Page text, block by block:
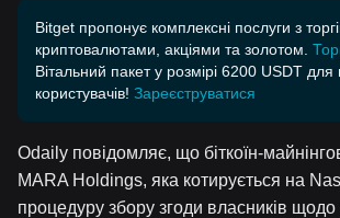
Bitget пропонує комплексні послуги з
криптовалютами, акціями та золотом.
Вітальний пакет у розмірі 6200 USDT для
користувачів! Зареєструватися
Odaily повідомляє, що біткоїн-
MARA Holdings, яка котирується на
процедуру збору згоди власників щодо